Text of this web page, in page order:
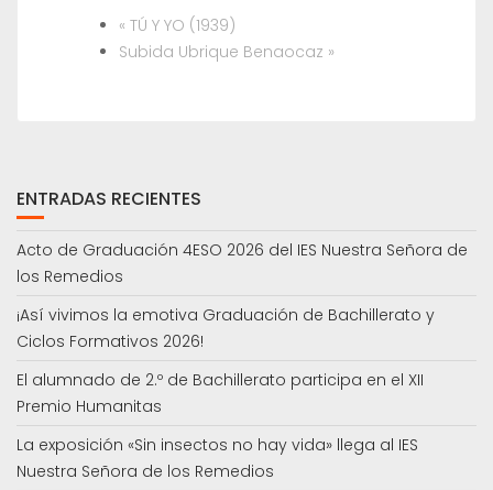
« TÚ Y YO (1939)
Subida Ubrique Benaocaz »
ENTRADAS RECIENTES
Acto de Graduación 4ESO 2026 del IES Nuestra Señora de
los Remedios
¡Así vivimos la emotiva Graduación de Bachillerato y
Ciclos Formativos 2026!
El alumnado de 2.º de Bachillerato participa en el XII
Premio Humanitas
La exposición «Sin insectos no hay vida» llega al IES
Nuestra Señora de los Remedios